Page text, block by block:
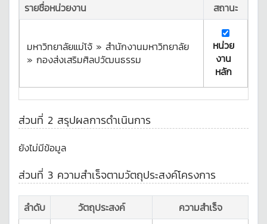
รายชื่อหน่วยงาน สถานะ
มหาวิทยาลัยแม่โจ้ » สำนักงานมหาวิทยาลัย
» กองส่งเสริมศิลปวัฒนธรรม
หน่วย
งาน
หลัก
ส่วนที่ 2 สรุปผลการดำเนินการ
ยังไม่มีข้อมูล
ส่วนที่ 3 ความสำเร็จตามวัตถุประสงค์โครงการ
ลำดับ วัตถุประสงค์ ความสำเร็จ